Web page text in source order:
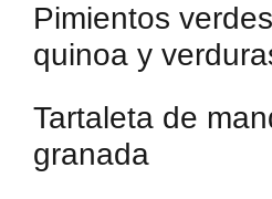
Pimientos
quinoa y
Tartaleta de
granada